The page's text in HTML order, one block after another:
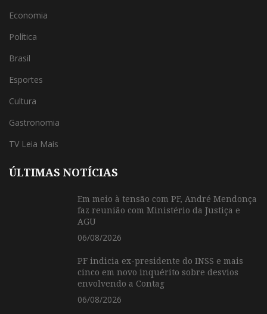
Economia
Política
Brasil
Esportes
Cultura
Gastronomia
TV Leia Mais
ÚLTIMAS NOTÍCIAS
Em meio à tensão com PF, André Mendonça
faz reunião com Ministério da Justiça e
AGU
06/08/2026
PF indicia ex-presidente do INSS e mais
cinco em novo inquérito sobre desvios
envolvendo a Contag
06/08/2026